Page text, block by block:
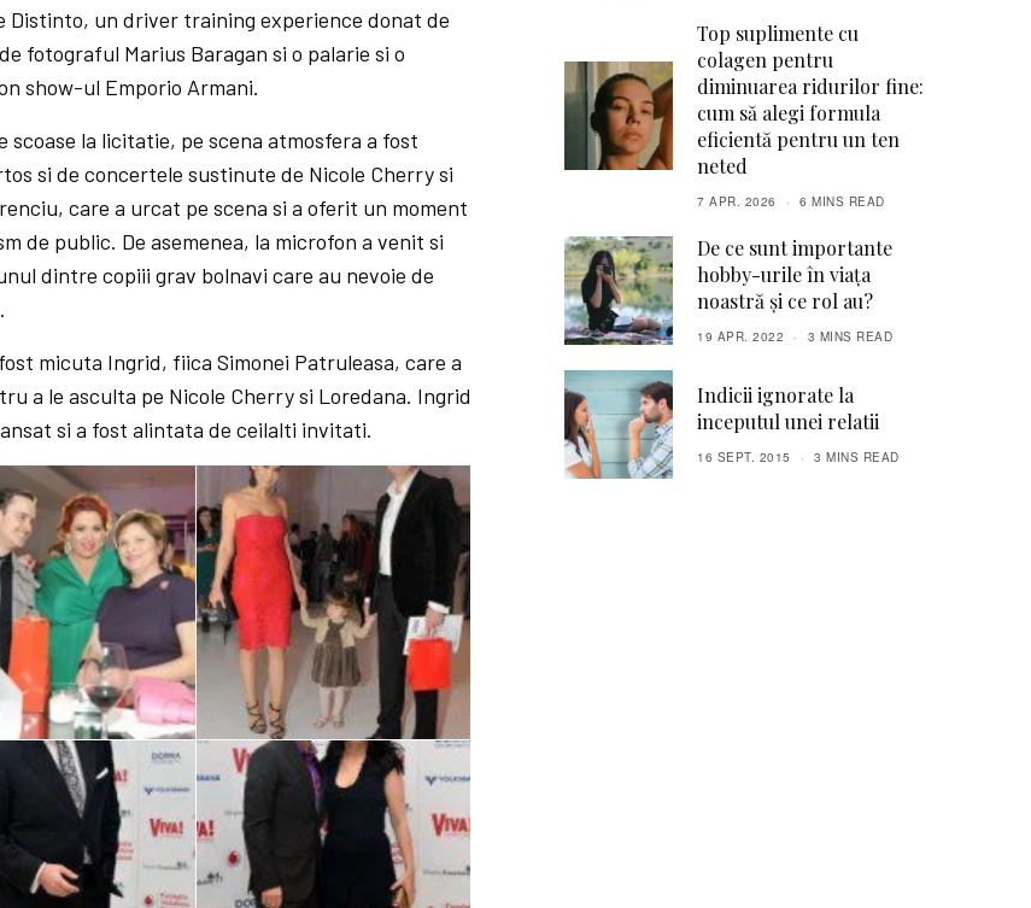
Distinto, un driver training experience donat de
fotograful Marius Baragan si o palarie si o
show-ul Emporio Armani.
la licitatie, pe scena atmosfera a fost
si de concertele sustinute de Nicole Cherry si
care a urcat pe scena si a oferit un moment
de public. De asemenea, la microfon a venit si
dintre copiii grav bolnavi care au nevoie de
micuta Ingrid, fiica Simonei Patruleasa, care a
a le asculta pe Nicole Cherry si Loredana. Ingrid
si a fost alintata de ceilalti invitati.
Top suplimente cu
colagen pentru
diminuarea ridurilor fine:
cum să alegi formula
eficientă pentru un ten
neted
7 APR. 2026 6 MINS READ
De ce sunt importante
hobby-urile în viața
noastră și ce rol au?
19 APR. 2022 3 MINS READ
Indicii ignorate la
inceputul unei relatii
16 SEPT. 2015 3 MINS READ